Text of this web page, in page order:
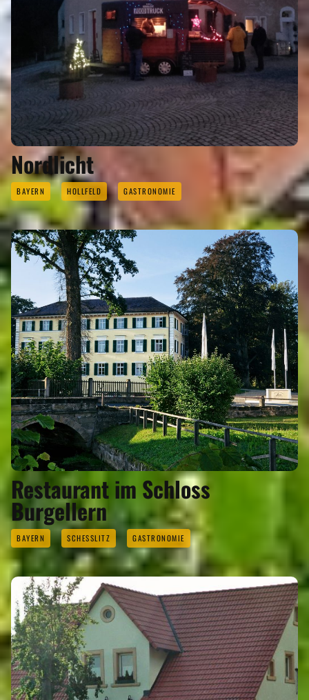
Nordlicht
BAYERN HOLLFELD GASTRONOMIE
Restaurant im Schloss
Burgellern
BAYERN SCHESSLITZ GASTRONOMIE